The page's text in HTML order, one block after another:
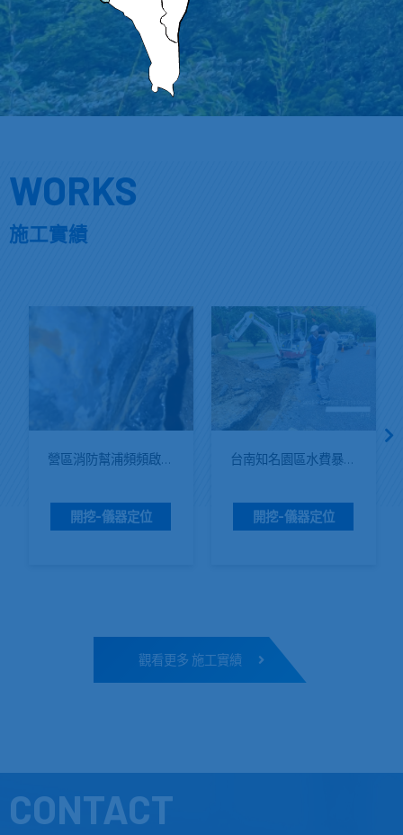
WORKS
施工實績
營區消防幫浦頻頻啟動
開挖-儀器定位
台南知名園區水費暴增
開挖-儀器定位
觀看更多 施工實績
CONTACT